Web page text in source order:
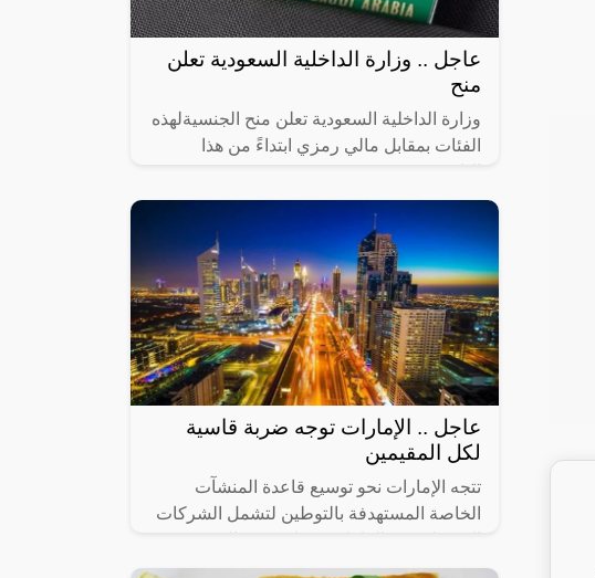
عاجل .. وزارة الداخلية السعودية تعلن
منح
وزارة الداخلية السعودية تعلن منح الجنسيةلهذه
الفئات بمقابل مالي رمزي ابتداءً من هذا
عاجل .. الإمارات توجه ضربة قاسية
لكل المقيمين
تتجه الإمارات نحو توسيع قاعدة المنشآت
الخاصة المستهدفة بالتوطين لتشمل الشركات
عاملاً، في 14 نشاطاً اقتصادياً رئيساً تم